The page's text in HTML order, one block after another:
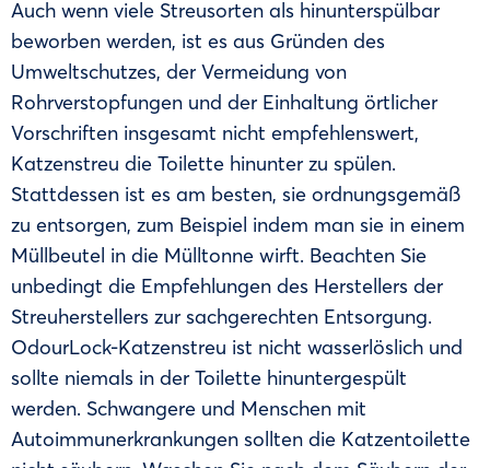
Auch wenn viele Streusorten als hinunterspülbar
beworben werden, ist es aus Gründen des
Umweltschutzes, der Vermeidung von
Rohrverstopfungen und der Einhaltung örtlicher
Vorschriften insgesamt nicht empfehlenswert,
Katzenstreu die Toilette hinunter zu spülen.
Stattdessen ist es am besten, sie ordnungsgemäß
zu entsorgen, zum Beispiel indem man sie in einem
Müllbeutel in die Mülltonne wirft. Beachten Sie
unbedingt die Empfehlungen des Herstellers der
Streuherstellers zur sachgerechten Entsorgung.
OdourLock-Katzenstreu ist nicht wasserlöslich und
sollte niemals in der Toilette hinuntergespült
werden. Schwangere und Menschen mit
Autoimmunerkrankungen sollten die Katzentoilette